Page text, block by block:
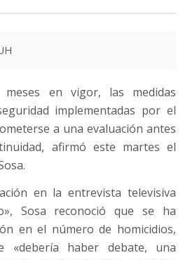
meses en vigor, las medidas
implementadas por el
a una evaluación antes
afirmó este martes el
en la entrevista televisiva
Sosa reconoció que se ha
en el número de homicidios,
«debería haber debate, una